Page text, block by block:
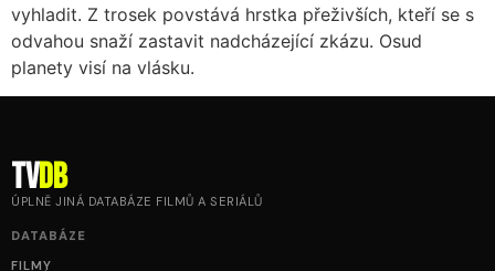
vyhladit. Z trosek povstává hrstka přeživších, kteří se s
odvahou snaží zastavit nadcházející zkázu. Osud
planety visí na vlásku.
tvDB
ÚPLNĚ JINÁ DATABÁZE FILMŮ A SERIÁLŮ
DATABÁZE
FILMY